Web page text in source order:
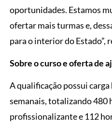
oportunidades. Estamos
ofertar mais turmas e,
para o interior do Estado”,
Sobre o curso e oferta de
A qualificação possui
semanais, totalizando 480
profissionalizante e 112